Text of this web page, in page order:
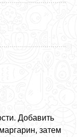
Добавить
затем